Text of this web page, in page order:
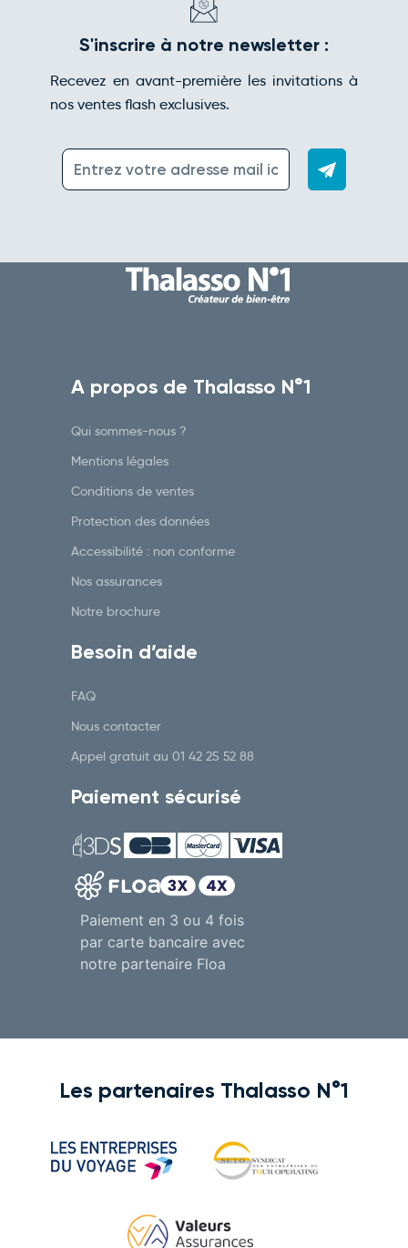
S'inscrire à notre newsletter :
Recevez en avant-première les invitations à
nos ventes flash exclusives.
A propos de Thalasso N°1
Qui sommes-nous ?
Mentions légales
Conditions de ventes
Protection des données
Accessibilité : non conforme
Nos assurances
Notre brochure
Besoin d’aide
FAQ
Nous contacter
Appel gratuit au 01 42 25 52 88
Paiement sécurisé
Paiement en 3 ou 4 fois
par carte bancaire avec
notre partenaire Floa
Les partenaires Thalasso N°1